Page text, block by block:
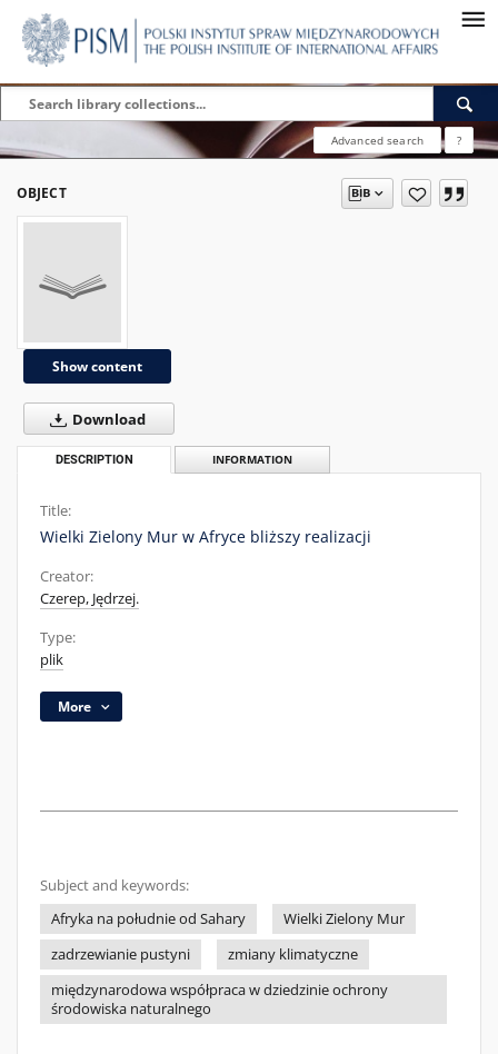
Advanced search ?
OBJECT
Show content
Download
DESCRIPTION INFORMATION
Title:
Wielki Zielony Mur w Afryce bliższy realizacji
Creator:
Czerep, Jędrzej.
Type:
plik
More
Subject and keywords:
Afryka na południe od Sahary
Wielki Zielony Mur
zadrzewianie pustyni
zmiany klimatyczne
międzynarodowa współpraca w dziedzinie ochrony
środowiska naturalnego